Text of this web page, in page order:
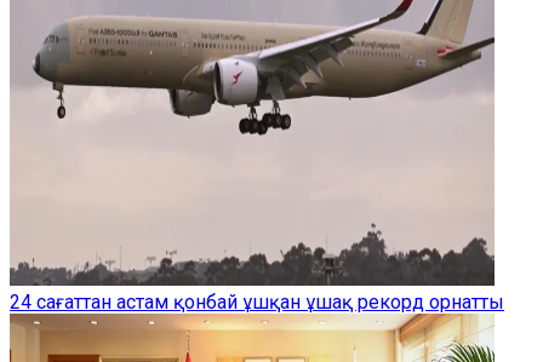
24 сағаттан астам қонбай ұшқан ұшақ рекорд орнатты